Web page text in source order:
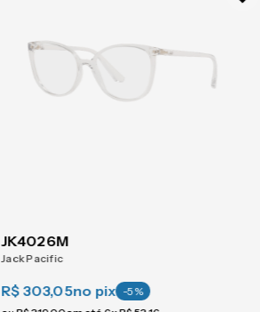
JK4026M
Jack Pacific
R$ 303,05no pix -5%